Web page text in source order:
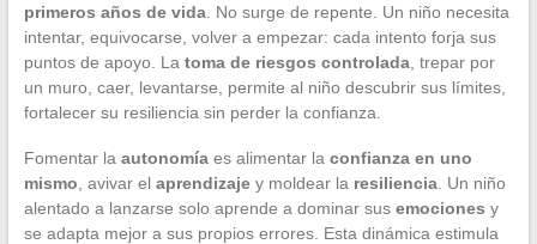
primeros años de vida. No surge de repente. Un niño necesita
intentar, equivocarse, volver a empezar: cada intento forja sus
puntos de apoyo. La toma de riesgos controlada, trepar por
un muro, caer, levantarse, permite al niño descubrir sus límites,
fortalecer su resiliencia sin perder la confianza.
Fomentar la autonomíaes alimentar la confianza en uno
mismo , avivar el aprendizajey moldear la resiliencia. Un niño
alentado a lanzarse solo aprende a dominar sus emociones y
se adapta mejor a sus propios errores. Esta dinámica estimula